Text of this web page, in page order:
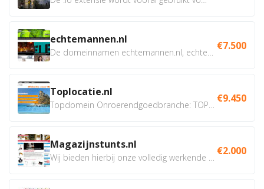
echtemannen.nl €7.500
Toplocatie.nl €9.450
Magazijnstunts.nl €2.000